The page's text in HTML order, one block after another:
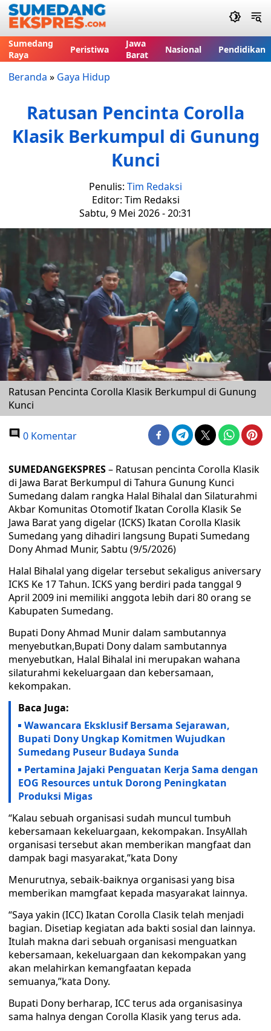
Sumedang
Raya
Peristiwa
Jawa
Barat
Nasional Pendidikan
Beranda » Gaya Hidup
Ratusan Pencinta Corolla
Klasik Berkumpul di Gunung
Kunci
Penulis: Tim Redaksi
Editor: Tim Redaksi
Sabtu, 9 Mei 2026 - 20:31
Ratusan Pencinta Corolla Klasik Berkumpul di Gunung
Kunci
0 Komentar
SUMEDANGEKSPRES– Ratusan pencinta Corolla Klasik
di Jawa Barat Berkumpul di Tahura Gunung Kunci
Sumedang dalam rangka Halal Bihalal dan Silaturahmi
Akbar Komunitas Otomotif Ikatan Corolla Klasik Se
Jawa Barat yang digelar (ICKS) Ikatan Corolla Klasik
Sumedang yang dihadiri langsung Bupati Sumedang
Dony Ahmad Munir, Sabtu (9/5/2026)
Halal Bihalal yang digelar tersebut sekaligus aniversary
ICKS Ke 17 Tahun. ICKS yang berdiri pada tanggal 9
April 2009 ini memiliki anggota lebih dari 80 orang se
Kabupaten Sumedang.
Bupati Dony Ahmad Munir dalam sambutannya
menyebutkan,Bupati Dony dalam sambutannya
menyebutkan, Halal Bihalal ini merupakan wahana
silaturahmi kekeluargaan dan kebersamaan,
kekompakan.
Baca Juga:
Wawancara Eksklusif Bersama Sejarawan,
Bupati Dony Ungkap Komitmen Wujudkan
Sumedang Puseur Budaya Sunda
Pertamina Jajaki Penguatan Kerja Sama dengan
EOG Resources untuk Dorong Peningkatan
Produksi Migas
“Kalau sebuah organisasi sudah muncul tumbuh
kebersamaan kekeluargaan, kekompakan. InsyAllah
organisasi tersebut akan memberikan mangfaat dan
dampak bagi masyarakat,”kata Dony
Menurutnya, sebaik-baiknya organisasi yang bisa
memberikan mamgfaat kepada masyarakat lainnya.
“Saya yakin (ICC) Ikatan Corolla Clasik telah menjadi
bagian. Disetiap kegiatan ada bakti sosial dan lainnya.
Itulah makna dari sebuah organisasi menguatkan
kebersamaan, kekeluargaan dan kekompakan yang
akan melahirkan kemangfaatan kepada
semuanya,”kata Dony.
Bupati Dony berharap, ICC terus ada organisasinya
sama halnya dengan Corolla Klasik yang terus ada.